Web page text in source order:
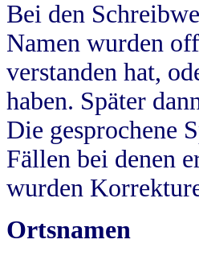
Bei den
Namen wurden
verstanden hat,
haben. Später
Die gesprochene
Fällen bei denen
wurden
Ortsnamen